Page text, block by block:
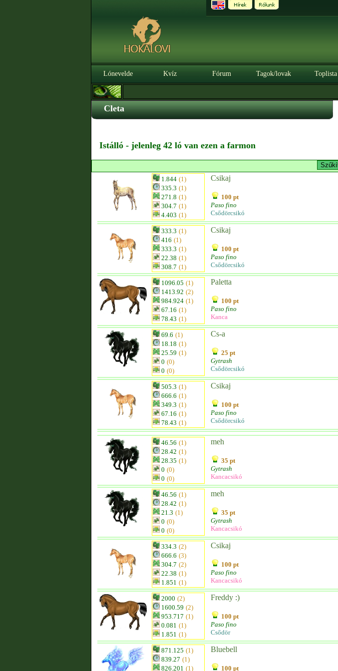
Lónevelde Kvíz Fórum Tagok/lovak Toplista
Cleta
Istálló - jelenleg 42 ló van ezen a farmon
1.844 (1)
335.3 (1)
271.8 (1)
304.7 (1)
4.403 (1)
Csikaj
100 pt
Paso fino
Csődörcsikó
333.3 (1)
416 (1)
333.3 (1)
22.38 (1)
308.7 (1)
Csikaj
100 pt
Paso fino
Csődörcsikó
1096.05 (1)
1413.92 (2)
984.924 (1)
67.16 (1)
78.43 (1)
Paletta
100 pt
Paso fino
Kanca
69.6 (1)
18.18 (1)
25.59 (1)
0 (0)
0 (0)
Cs-a
25 pt
Gytrash
Csődörcsikó
505.3 (1)
666.6 (1)
349.3 (1)
67.16 (1)
78.43 (1)
Csikaj
100 pt
Paso fino
Csődörcsikó
46.56 (1)
28.42 (1)
28.35 (1)
0 (0)
0 (0)
meh
35 pt
Gytrash
Kancacsikó
46.56 (1)
28.42 (1)
21.3 (1)
0 (0)
0 (0)
meh
35 pt
Gytrash
Kancacsikó
334.3 (2)
666.6 (3)
304.7 (2)
22.38 (1)
1.851 (1)
Csikaj
100 pt
Paso fino
Kancacsikó
2000 (2)
1600.59 (2)
953.717 (1)
0.081 (1)
1.851 (1)
Freddy :)
100 pt
Paso fino
Csődör
871.125 (1)
839.27 (1)
826.201 (1)
Bluebell
100 pt